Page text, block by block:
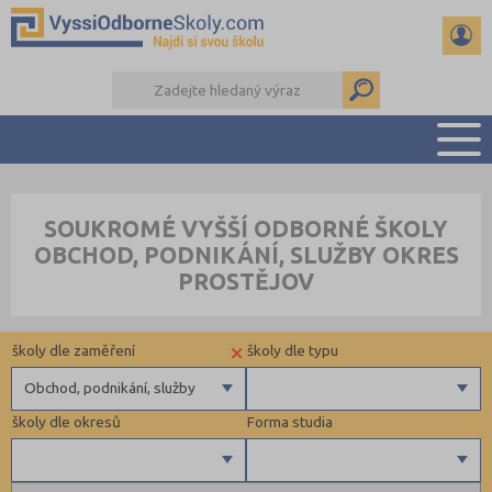
PŘÍPRAVA NA PŘIJÍMAČKY
KALENDÁŘ AKCÍ
DALŠÍ DRUHY ŠKOL
SOUKROMÉ VYŠŠÍ ODBORNÉ ŠKOLY
OBCHOD, PODNIKÁNÍ, SLUŽBY OKRES
PROSTĚJOV
Forma studia
školy dle okresů
školy dle typu
×
Obchod, podnikání, služby
školy dle zaměření
Zdravotnické